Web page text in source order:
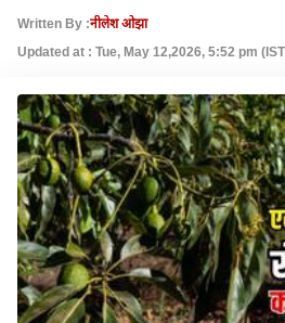
Written By :नीलेश ओझा
Updated at : Tue, May 12,2026, 5:52 pm